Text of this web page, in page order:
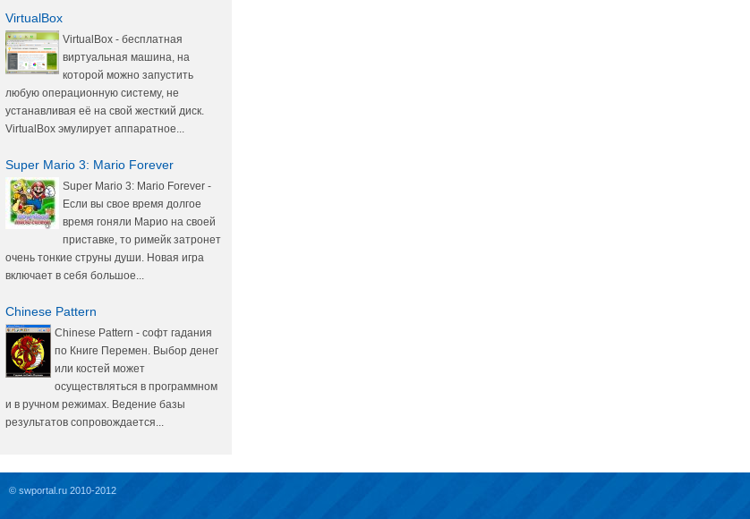
VirtualBox
VirtualBox - бесплатная
виртуальная машина, на
которой можно запустить
любую операционную систему, не
устанавливая её на свой жесткий диск.
VirtualBox эмулирует аппаратное...
Super Mario 3: Mario Forever
Super Mario 3: Mario Forever -
Если вы свое время долгое
время гоняли Марио на своей
приставке, то римейк затронет
очень тонкие струны души. Новая игра
включает в себя большое...
Chinese Pattern
Chinese Pattern - софт гадания
по Книге Перемен. Выбор денег
или костей может
осуществляться в программном
и в ручном режимах. Ведение базы
результатов сопровождается...
© swportal.ru 2010-2012